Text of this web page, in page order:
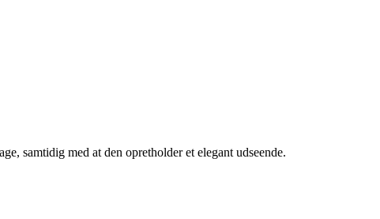
samtidig med at den opretholder et elegant udseende.